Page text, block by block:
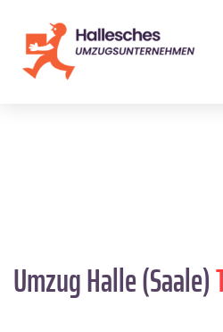
Umzug Halle (Saale)